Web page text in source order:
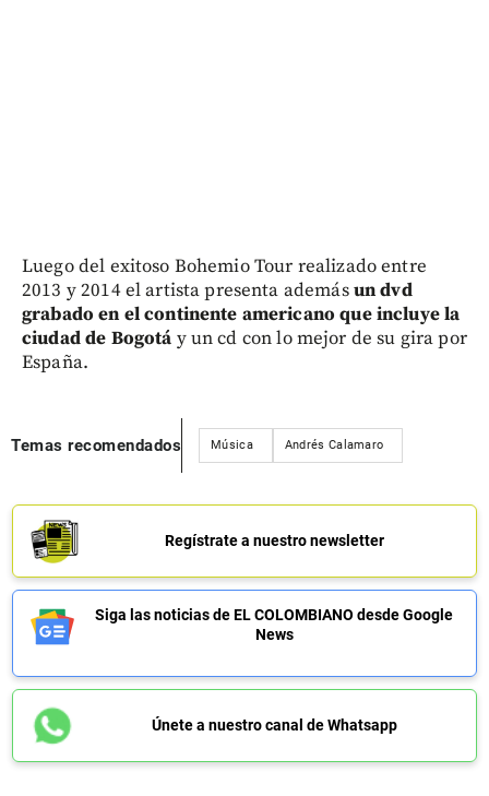
Luego del exitoso Bohemio Tour realizado entre
2013 y 2014 el artista presenta ademásun dvd
grabado en el continente americano que incluye la
ciudad de Bogotá y un cd con lo mejor de su gira por
España.
Temas recomendados Música Andrés Calamaro
Regístrate a nuestro newsletter
Siga las noticias de EL COLOMBIANO desde Google
News
Únete a nuestro canal de Whatsapp